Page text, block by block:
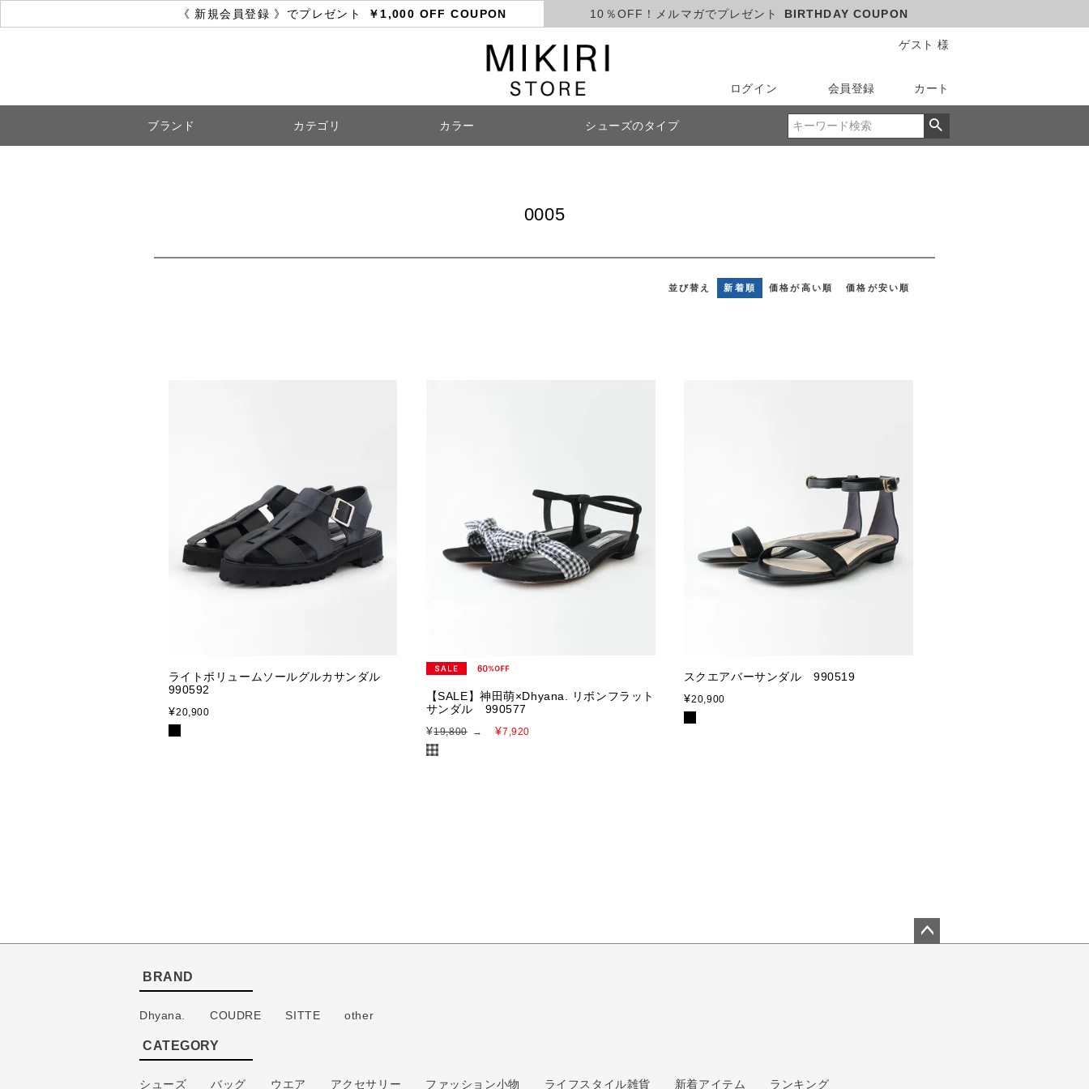
《 新規会員登録 》でプレゼント ￥1,000 OFF COUPON 10％OFF！メルマガでプレゼント BIRTHDAY COUPON
ゲスト 様
会員登録
ログイン カート
ブランド カテゴリ カラー シューズのタイプ
0005
並び替え 新着順 価格が高い順 価格が安い順
ライトボリュームソールグルカサンダル
990592
¥20,900
【SALE】神田萌×Dhyana. リボンフラット
サンダル 990577
¥19,800 → ¥7,920
スクエアバーサンダル 990519
¥20,900
BRAND
Dhyana. COUDRE SITTE other
CATEGORY
シューズ バッグ ウエア アクセサリー ファッション小物 ライフスタイル雑貨 新着アイテム ランキング